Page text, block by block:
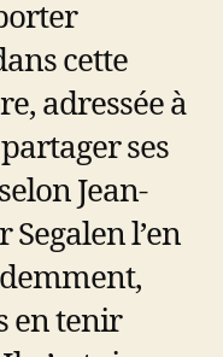
cette
adressée à
ses
Jean-
l’en
en tenir